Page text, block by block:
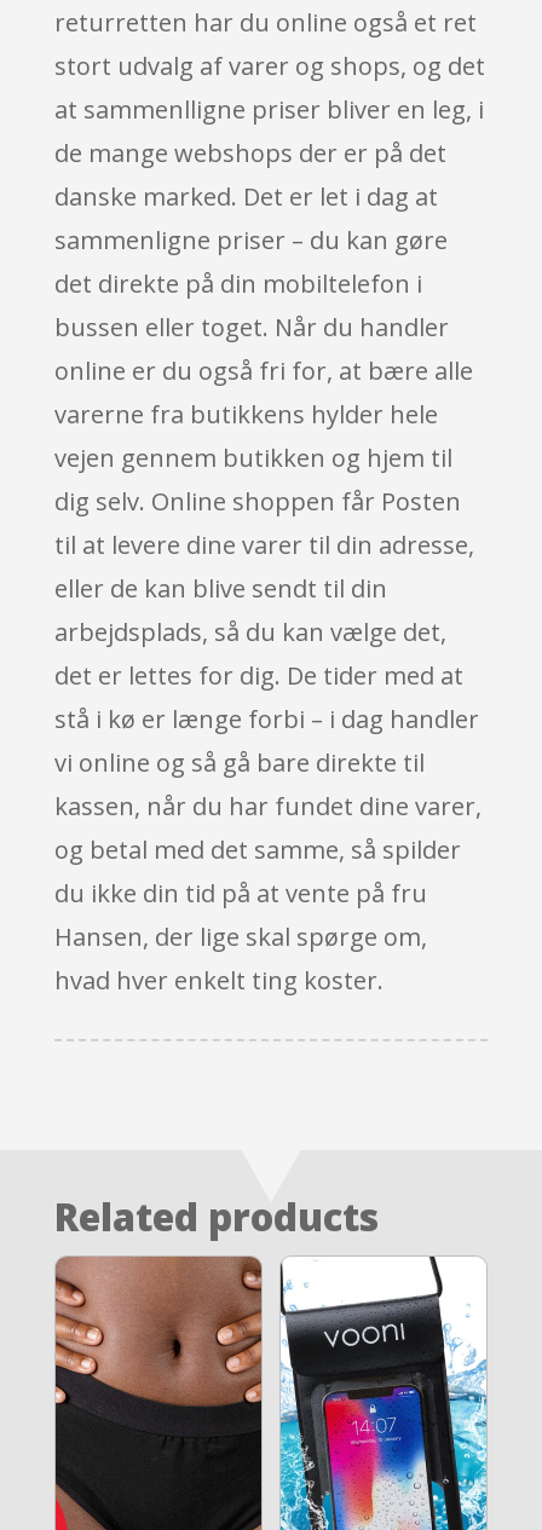
returretten har du online også et ret
stort udvalg af varer og shops, og det
at sammenlligne priser bliver en leg, i
de mange webshops der er på det
danske marked. Det er let i dag at
sammenligne priser – du kan gøre
det direkte på din mobiltelefon i
bussen eller toget. Når du handler
online er du også fri for, at bære alle
varerne fra butikkens hylder hele
vejen gennem butikken og hjem til
dig selv. Online shoppen får Posten
til at levere dine varer til din adresse,
eller de kan blive sendt til din
arbejdsplads, så du kan vælge det,
det er lettes for dig. De tider med at
stå i kø er længe forbi – i dag handler
vi online og så gå bare direkte til
kassen, når du har fundet dine varer,
og betal med det samme, så spilder
du ikke din tid på at vente på fru
Hansen, der lige skal spørge om,
hvad hver enkelt ting koster.
Related products